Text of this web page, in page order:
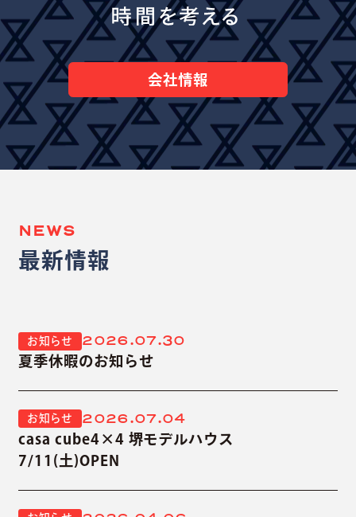
会社情報
NEWS
最新情報
お知らせ 2026.07.30
夏季休暇のお知らせ
お知らせ 2026.07.04
casa cube4×4 堺モデルハウス
7/11(土)OPEN